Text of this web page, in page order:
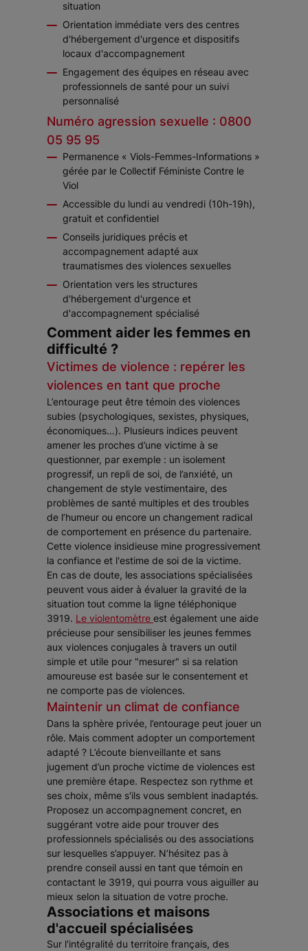
situation
Orientation immédiate vers des centres
d'hébergement d'urgence et dispositifs
locaux d'accompagnement
Engagement des équipes en réseau avec
professionnels de santé pour un suivi
personnalisé
Numéro agression sexuelle : 0800
05 95 95
Permanence « Viols-Femmes-Informations »
gérée par le Collectif Féministe Contre le
Viol
Accessible du lundi au vendredi (10h-19h),
gratuit et confidentiel
Conseils juridiques précis et
accompagnement adapté aux
traumatismes des violences sexuelles
Orientation vers les structures
d'hébergement d'urgence et
d'accompagnement spécialisé
Comment aider les femmes en
difficulté ?
Victimes de violence : repérer les
violences en tant que proche
L’entourage peut être témoin des violences
subies (psychologiques, sexistes, physiques,
économiques…). Plusieurs indices peuvent
amener les proches d’une victime à se
questionner, par exemple : un isolement
progressif, un repli de soi, de l’anxiété, un
changement de style vestimentaire, des
problèmes de santé multiples et des troubles
de l’humeur ou encore un changement radical
de comportement en présence du partenaire.
Cette violence insidieuse mine progressivement
la confiance et l'estime de soi de la victime.
En cas de doute, les associations spécialisées
peuvent vous aider à évaluer la gravité de la
situation tout comme la ligne téléphonique
3919. Le violentomètre est également une aide
précieuse pour sensibiliser les jeunes femmes
aux violences conjugales à travers un outil
simple et utile pour "mesurer" si sa relation
amoureuse est basée sur le consentement et
ne comporte pas de violences.
Maintenir un climat de confiance
Dans la sphère privée, l’entourage peut jouer un
rôle. Mais comment adopter un comportement
adapté ? L’écoute bienveillante et sans
jugement d’un proche victime de violences est
une première étape. Respectez son rythme et
ses choix, même s'ils vous semblent inadaptés.
Proposez un accompagnement concret, en
suggérant votre aide pour trouver des
professionnels spécialisés ou des associations
sur lesquelles s’appuyer. N’hésitez pas à
prendre conseil aussi en tant que témoin en
contactant le 3919, qui pourra vous aiguiller au
mieux selon la situation de votre proche.
Associations et maisons
d'accueil spécialisées
Sur l'intégralité du territoire français, des